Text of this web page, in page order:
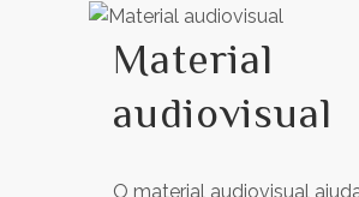
Material
audiovisual
O material audiovisual